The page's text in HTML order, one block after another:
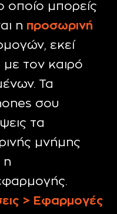
οποίο μπορείς
η προσωρινή
εκεί
τον καιρό
Τα
σου
τα
μνήμης
η
> Εφαρμογές